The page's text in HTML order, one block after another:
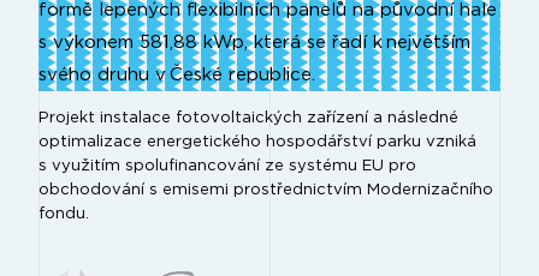
formě lepených flexibilních panelů na původní hale
s výkonem 581,88 kWp, která se řadí k největším
svého druhu v České republice.
Projekt instalace fotovoltaických zařízení a následné
optimalizace energetického hospodářství parku vzniká
s využitím spolufinancování ze systému EU pro
obchodování s emisemi prostřednictvím Modernizačního
fondu.